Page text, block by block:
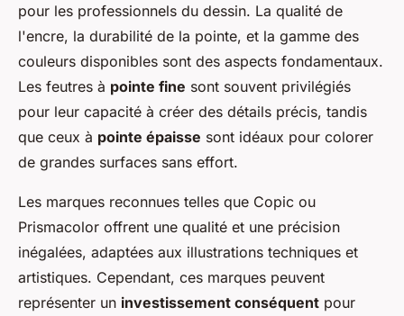
pour les professionnels du dessin. La qualité de
l'encre, la durabilité de la pointe, et la gamme des
couleurs disponibles sont des aspects fondamentaux.
Les feutres à pointe fine sont souvent privilégiés
pour leur capacité à créer des détails précis, tandis
que ceux à pointe épaisse sont idéaux pour colorer
de grandes surfaces sans effort.
Les marques reconnues telles que Copic ou
Prismacolor offrent une qualité et une précision
inégalées, adaptées aux illustrations techniques et
artistiques. Cependant, ces marques peuvent
représenter un investissement conséquent pour